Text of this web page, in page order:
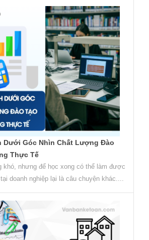
Dưới Góc Nhìn Chất Lượng Đào
Thực Tế
khó, nhưng để học xong có thể làm được
doanh nghiệp lại là câu chuyện khác....